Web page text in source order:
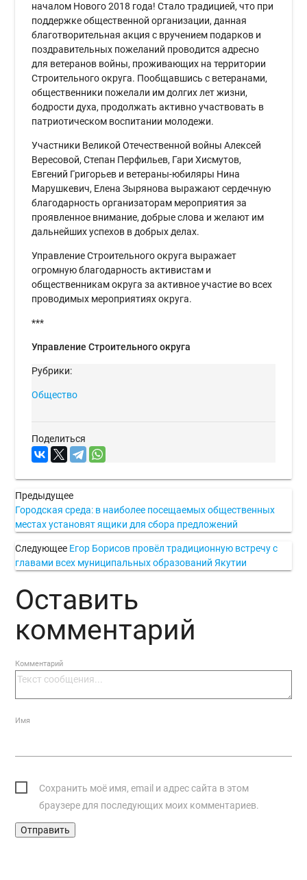
началом Нового 2018 года! Стало традицией, что при
поддержке общественной организации, данная
благотворительная акция с вручением подарков и
поздравительных пожеланий проводится адресно
для ветеранов войны, проживающих на территории
Строительного округа. Пообщавшись с ветеранами,
общественники пожелали им долгих лет жизни,
бодрости духа, продолжать активно участвовать в
патриотическом воспитании молодежи.
Участники Великой Отечественной войны Алексей
Вересовой, Степан Перфильев, Гари Хисмутов,
Евгений Григорьев и ветераны-юбиляры Нина
Марушкевич, Елена Зырянова выражают сердечную
благодарность организаторам мероприятия за
проявленное внимание, добрые слова и желают им
дальнейших успехов в добрых делах.
Управление Строительного округа выражает
огромную благодарность активистам и
общественникам округа за активное участие во всех
проводимых мероприятиях округа.
***
Управление Строительного округа
Рубрики:
Общество
Поделиться
Предыдущее
Городская среда: в наиболее посещаемых общественных
местах установят ящики для сбора предложений
Следующее Егор Борисов провёл традиционную встречу с
главами всех муниципальных образований Якутии
Оставить
комментарий
Комментарий
Имя
Сохранить моё имя, email и адрес сайта в этом
браузере для последующих моих комментариев.